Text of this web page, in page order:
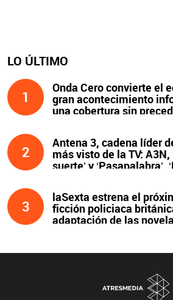
LO ÚLTIMO
1
Onda Cero convierte el
gran acontecimiento
una cobertura sin
2
Antena 3, cadena líder
más visto de la TV: A3N,
suerte’ y ‘Pasapalabra’.
3
laSexta estrena el
ficción policiaca
adaptación de las